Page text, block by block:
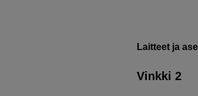
Laitteet ja
Vinkki 2